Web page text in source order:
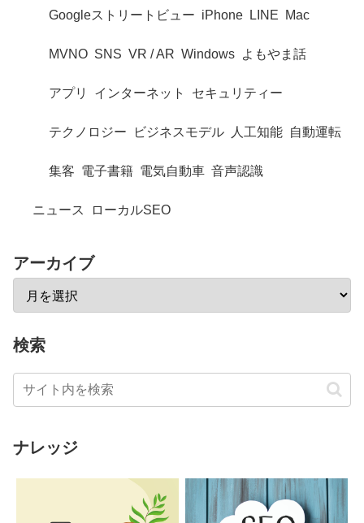
Googleストリートビュー iPhone LINE Mac
MVNO SNS VR / AR Windows よもやま話
アプリ インターネット セキュリティー
テクノロジー ビジネスモデル 人工知能 自動運転
集客 電子書籍 電気自動車 音声認識
ニュース ローカルSEO
アーカイブ
検索
ナレッジ